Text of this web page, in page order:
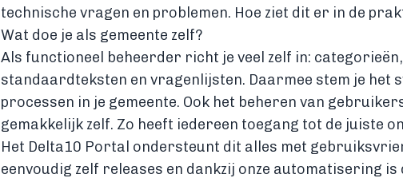
technische vragen en problemen. Hoe ziet dit er in de
Wat doe je als gemeente zelf?
Als functioneel beheerder richt je veel zelf in:
standaardteksten en vragenlijsten. Daarmee stem je het
processen in je gemeente. Ook het beheren van
gemakkelijk zelf. Zo heeft iedereen toegang tot de juiste
Het Delta10 Portal ondersteunt dit alles met
eenvoudig zelf releases en dankzij onze automatisering